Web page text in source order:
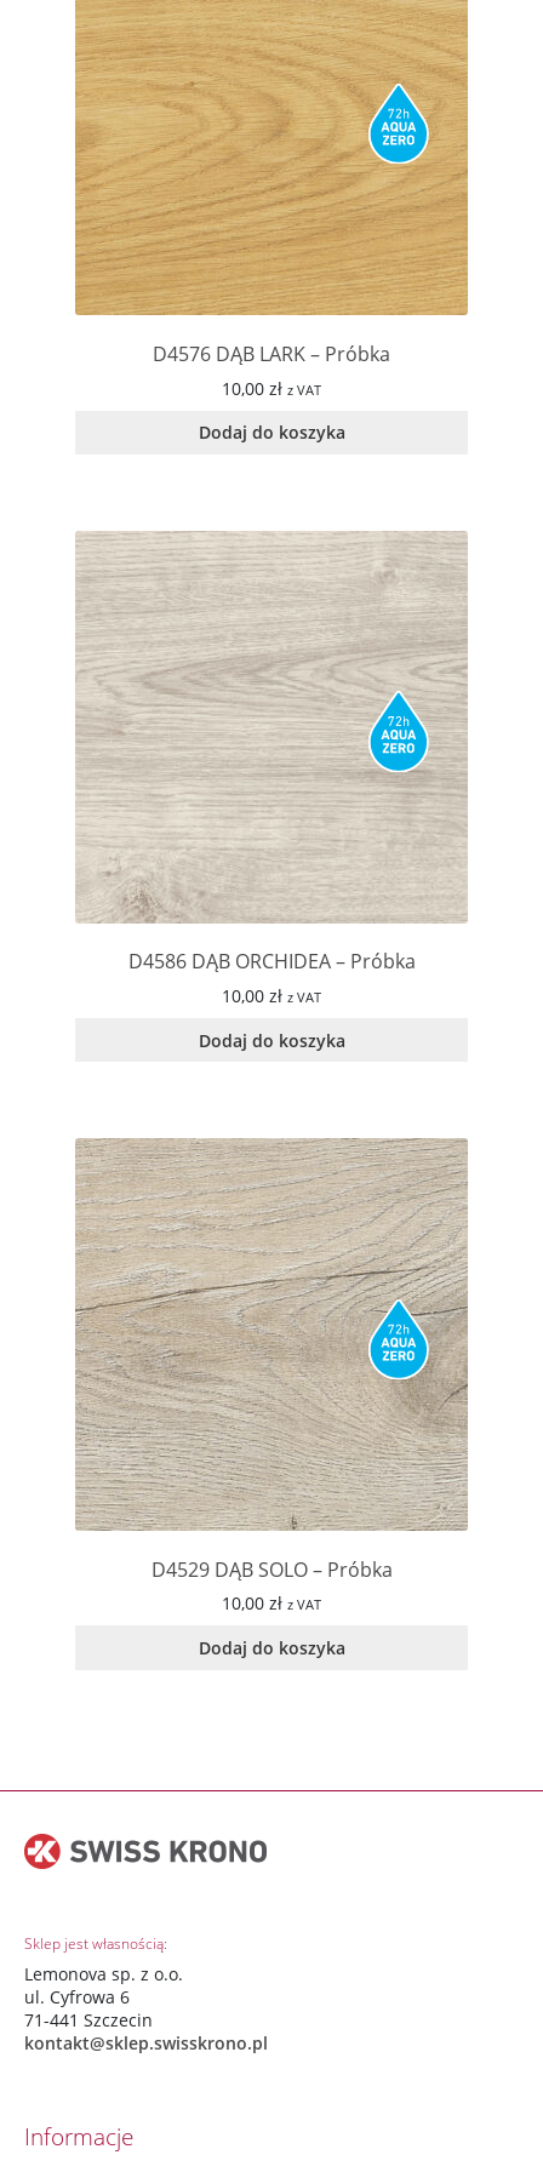
D4576 DĄB LARK – Próbka
10,00 zł z VAT
Dodaj do koszyka
D4586 DĄB ORCHIDEA – Próbka
10,00 zł z VAT
Dodaj do koszyka
D4529 DĄB SOLO – Próbka
10,00 zł z VAT
Dodaj do koszyka
Sklep jest własnością:
Lemonova sp. z o.o.
ul. Cyfrowa 6
71-441 Szczecin
kontakt@sklep.swisskrono.pl
Informacje